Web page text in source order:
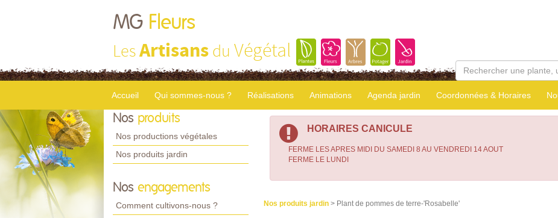
MG Fleurs
LesArtisans du Végétal
Accueil Qui sommes-nous ? Réalisations Animations Agenda jardin Coordonnées & Horaires
Nos produits
Nos productions végétales
Nos produits jardin
Nos engagements
Comment cultivons-nous ?
HORAIRES CANICULE
FERME LES APRES MIDI DU SAMEDI 8 AU VENDREDI 14 AOUT
FERME LE LUNDI
Nos produits jardin > Plant de pommes de terre-'Rosabelle'